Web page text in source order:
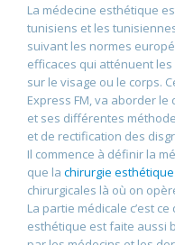
La médecine esthétique
tunisiens et les
suivant les normes
efficaces qui atténuent
sur le visage ou le corps.
Express FM, va aborder le
et ses différentes
et de rectification des
Il commence à définir la
que la chirurgie esthétique
chirurgicales là où on
La partie médicale c’est
esthétique est faite aussi